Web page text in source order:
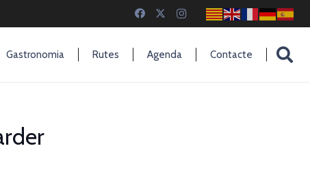
Gastronomia Rutes Agenda Contacte